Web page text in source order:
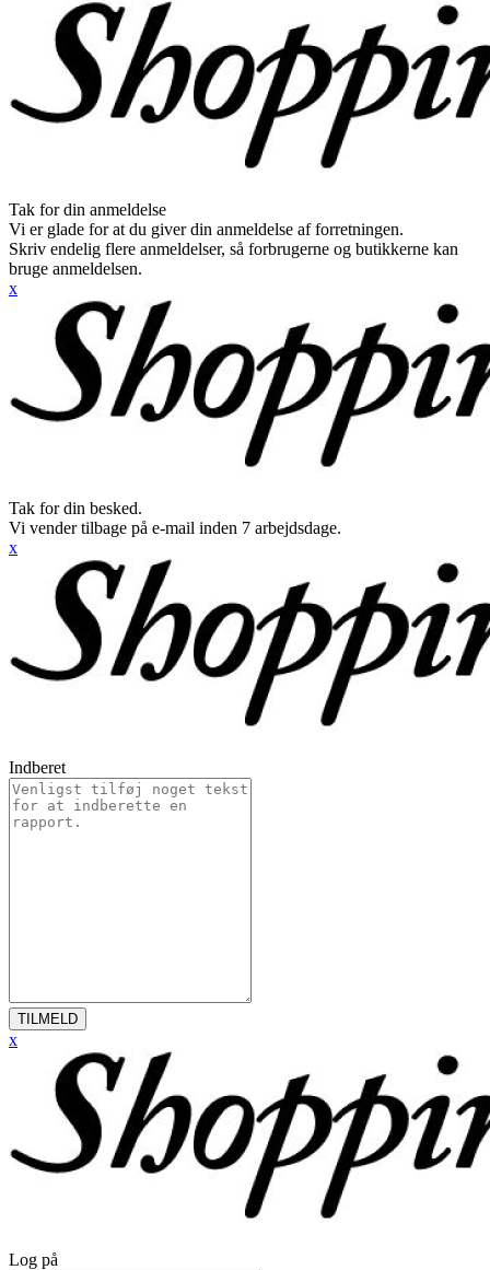
Tak for din anmeldelse
Vi er glade for at du giver din anmeldelse af forretningen.
Skriv endelig flere anmeldelser, så forbrugerne og butikkerne kan
bruge anmeldelsen.
x
Tak for din besked.
Vi vender tilbage på e-mail inden 7 arbejdsdage.
x
Indberet
TILMELD
x
Log på